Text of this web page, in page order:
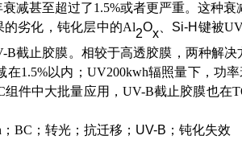
减甚至超过了1.5%或者更严重。这种衰
劣化，钝化层中的Al2Ox Si-H 键被
B截止胶膜。相较于高透胶膜，两种解
在1.5%以内； UV200kwh辐照量下，功
组件中大批量应用， UV-B截止胶膜也在
； BC ； 转光；抗迁移； UV-B ；钝化失效